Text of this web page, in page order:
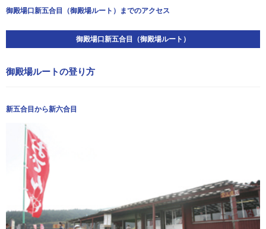
御殿場口新五合目（御殿場ルート）までのアクセス
御殿場口新五合目（御殿場ルート）
御殿場ルートの登り方
新五合目から新六合目